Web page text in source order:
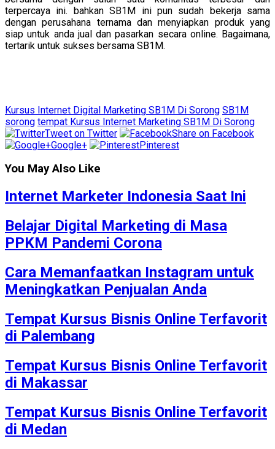
terpercaya ini. bahkan SB1M ini pun sudah bekerja sama
dengan perusahana ternama dan menyiapkan produk yang
siap untuk anda jual dan pasarkan secara online. Bagaimana,
tertarik untuk sukses bersama SB1M.
Kursus Internet Digital Marketing SB1M Di Sorong SB1M
sorong tempat Kursus Internet Marketing SB1M Di Sorong
Tweet on Twitter
Share on Facebook
Google+
Pinterest
You May Also Like
Internet Marketer Indonesia Saat Ini
Belajar Digital Marketing di Masa
PPKM Pandemi Corona
Cara Memanfaatkan Instagram untuk
Meningkatkan Penjualan Anda
Tempat Kursus Bisnis Online Terfavorit
di Palembang
Tempat Kursus Bisnis Online Terfavorit
di Makassar
Tempat Kursus Bisnis Online Terfavorit
di Medan